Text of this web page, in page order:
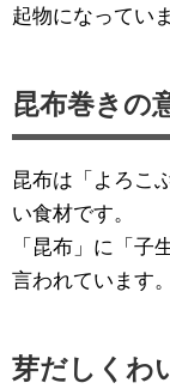
起物になってい
昆布巻きの
昆布は「よろこ
い食材です。
「昆布」に「子
言われています。
芽だしくわ